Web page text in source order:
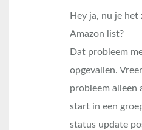
Hey ja, nu je het
Amazon list?
Dat probleem
opgevallen.
probleem alleen
start in een
status update